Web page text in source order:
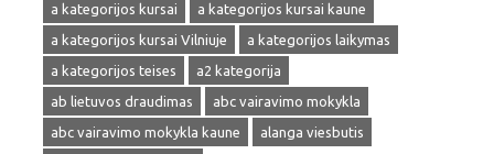
a kategorijos kursai
a kategorijos kursai kaune
a kategorijos kursai Vilniuje
a kategorijos laikymas
a kategorijos teises
a2 kategorija
ab lietuvos draudimas
abc vairavimo mokykla
abc vairavimo mokykla kaune
alanga viesbutis